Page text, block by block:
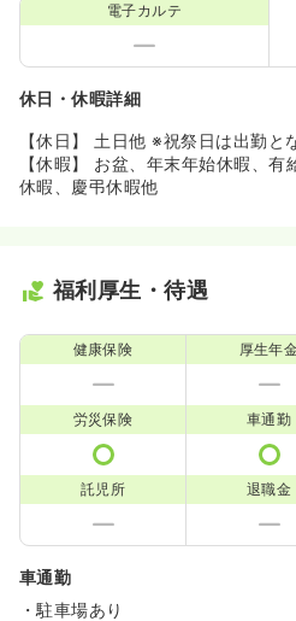
電子カルテ
休日・休暇詳細
【休日】 土日他 ※祝祭日は出勤と
【休暇】 お盆、年末年始休暇、
休暇、慶弔休暇他
福利厚生・待遇
健康保険 厚生年
労災保険 車通勤
託児所 退職金
車通勤
・駐車場あり